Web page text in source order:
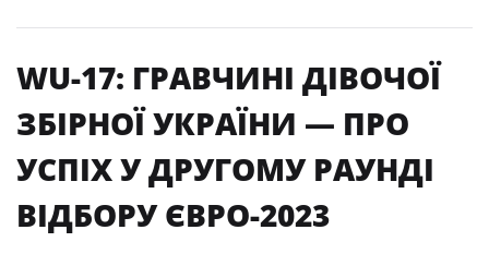
WU-17: ГРАВЧИНІ ДІВОЧОЇ
ЗБІРНОЇ УКРАЇНИ — ПРО
УСПІХ У ДРУГОМУ РАУНДІ
ВІДБОРУ ЄВРО-2023